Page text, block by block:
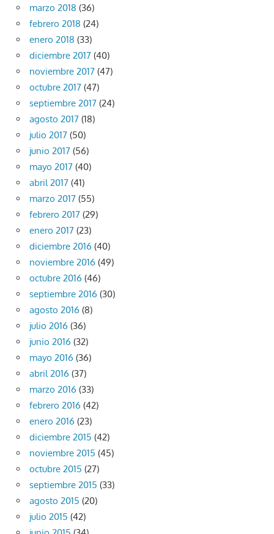
marzo 2018 (36)
febrero 2018 (24)
enero 2018 (33)
diciembre 2017 (40)
noviembre 2017 (47)
octubre 2017 (47)
septiembre 2017 (24)
agosto 2017 (18)
julio 2017 (50)
junio 2017 (56)
mayo 2017 (40)
abril 2017 (41)
marzo 2017 (55)
febrero 2017 (29)
enero 2017 (23)
diciembre 2016 (40)
noviembre 2016 (49)
octubre 2016 (46)
septiembre 2016 (30)
agosto 2016 (8)
julio 2016 (36)
junio 2016 (32)
mayo 2016 (36)
abril 2016 (37)
marzo 2016 (33)
febrero 2016 (42)
enero 2016 (23)
diciembre 2015 (42)
noviembre 2015 (45)
octubre 2015 (27)
septiembre 2015 (33)
agosto 2015 (20)
julio 2015 (42)